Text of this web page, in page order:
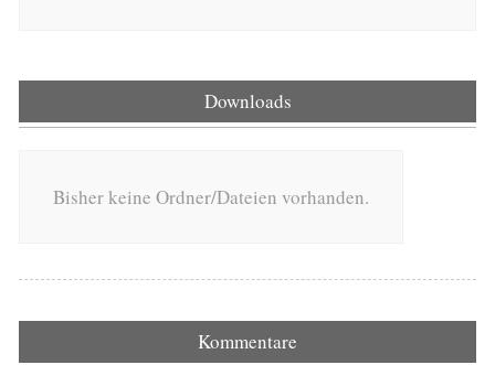
Downloads
Bisher keine Ordner/Dateien vorhanden.
Kommentare